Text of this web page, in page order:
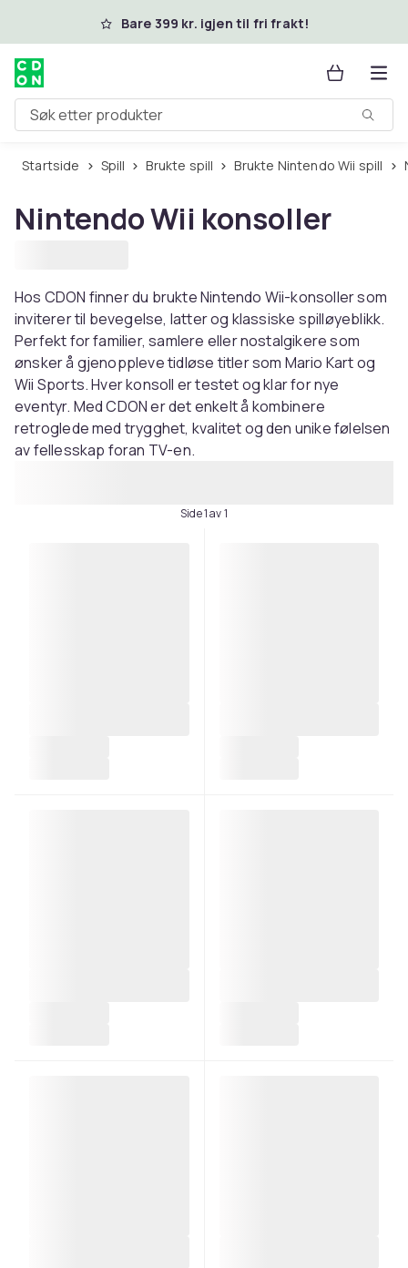
Hopp til hovedinnholdBare 399 kr. igjen til fri frakt!
Søk etter produkter
Startside Spill Brukte spill Brukte Nintendo Wii spill
Nintendo Wii konsoller
Hos CDON finner du brukte Nintendo Wii-konsoller som
inviterer til bevegelse, latter og klassiske spilløyeblikk.
Perfekt for familier, samlere eller nostalgikere som
ønsker å gjenoppleve tidløse titler som Mario Kart og
Wii Sports. Hver konsoll er testet og klar for nye
eventyr. Med CDON er det enkelt å kombinere
retroglede med trygghet, kvalitet og den unike følelsen
av fellesskap foran TV-en.
Side 1 av 1